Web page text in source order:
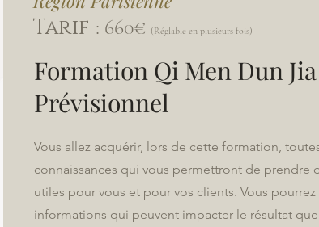
Tarif : 660€ (Réglable en plusieurs fois)
Formation Qi Men Dun Jia
Prévisionnel
Vous allez acquérir, lors de cette formation,
connaissances qui vous permettront de prendre
utiles pour vous et pour vos clients. Vous pourrez
informations qui peuvent impacter le résultat